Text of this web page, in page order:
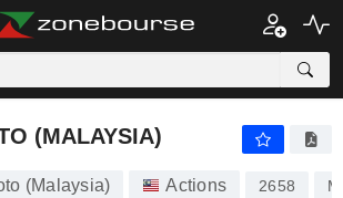
(MALAYSIA)
(Malaysia) Actions 2658